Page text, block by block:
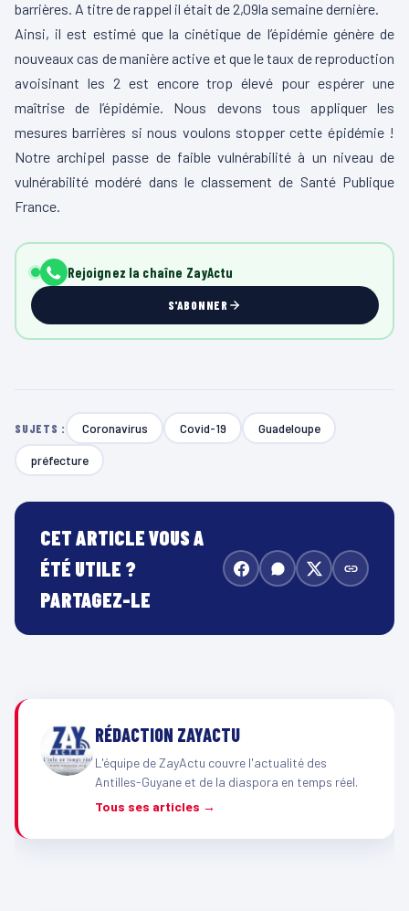
barrières. A titre de rappel il était de 2,09la semaine dernière.
Ainsi, il est estimé que la cinétique de l’épidémie génère de
nouveaux cas de manière active et que le taux de reproduction
avoisinant les 2 est encore trop élevé pour espérer une
maîtrise de l’épidémie. Nous devons tous appliquer les
mesures barrières si nous voulons stopper cette épidémie !
Notre archipel passe de faible vulnérabilité à un niveau de
vulnérabilité modéré dans le classement de Santé Publique
France.
Rejoignez la chaîne ZayActu
S'ABONNER
SUJETS : Coronavirus Covid-19 Guadeloupe
préfecture
CET ARTICLE VOUS A
ÉTÉ UTILE ?
PARTAGEZ-LE
RÉDACTION ZAYACTU
L'équipe de ZayActu couvre l'actualité des
Antilles-Guyane et de la diaspora en temps réel.
Tous ses articles →